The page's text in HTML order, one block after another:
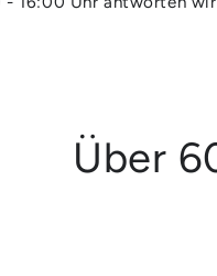
Über